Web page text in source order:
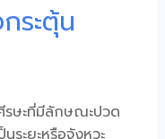
ระตุ้น
รษะที่มีลักษณะปวด
ระยะหรือจังหวะ